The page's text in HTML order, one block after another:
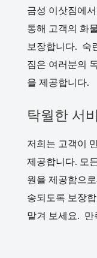
금성 이삿짐에
통해 고객의 화
보장합니다. 숙
짐은 여러분의
을 제공합니다.
탁월한 서
저희는 고객이
제공합니다. 모
원을 제공함으
송되도록 보장
맡겨 보세요. 만